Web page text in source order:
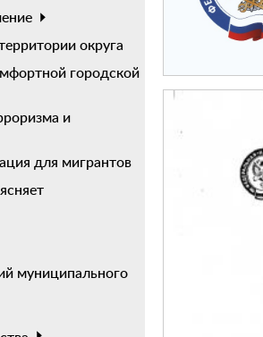
округа
городской
и
для мигрантов
муниципального